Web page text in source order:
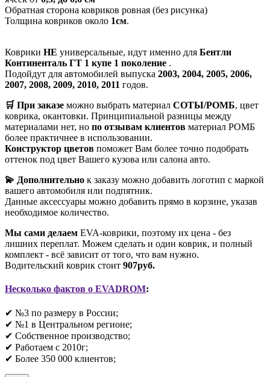
Обратная сторона ковриков ровная (без рисунка)
Толщина ковриков около 1см.
Коврики НЕ универсальные, идут именно для Бентли
Континенталь ГТ 1 купе 1 поколение .
Подойдут для автомобилей выпуска 2003, 2004, 2005, 2006,
2007, 2008, 2009, 2010, 2011 годов.
🛒 При заказе можно выбрать материал СОТЫ/РОМБ, цвет
коврика, окантовки. Принципиальной разницы между
материалами нет, но по отзывам клиентов материал РОМБ
более практичнее в использовании.
Конструктор цветов поможет Вам более точно подобрать
оттенок под цвет Вашего кузова или салона авто.
💫 Дополнительно к заказу можно добавить логотип с маркой
вашего автомобиля или подпятник.
Данные аксессуары можно добавить прямо в корзине, указав
необходимое количество.
Мы сами делаем EVA-коврики, поэтому их цена - без
лишних переплат. Можем сделать и один коврик, и полный
комплект - всё зависит от того, что вам нужно.
Водительский коврик стоит 907руб.
Несколько фактов о EVADROM:
✔ №3 по размеру в России;
✔ №1 в Центральном регионе;
✔ Собственное производство;
✔ Работаем с 2010г;
✔ Более 350 000 клиентов;​